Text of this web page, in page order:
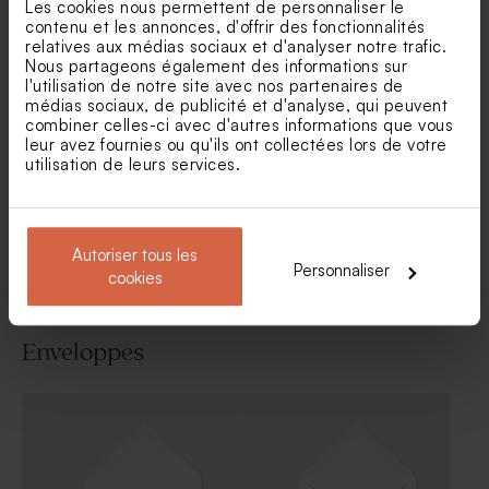
Les cookies nous permettent de personnaliser le
contenu et les annonces, d'offrir des fonctionnalités
relatives aux médias sociaux et d'analyser notre trafic.
Nous partageons également des informations sur
l'utilisation de notre site avec nos partenaires de
médias sociaux, de publicité et d'analyse, qui peuvent
combiner celles-ci avec d'autres informations que vous
leur avez fournies ou qu'ils ont collectées lors de votre
utilisation de leurs services.
Autoriser tous les
cookies
Personnaliser
Faire part baptême rond
colombe et fleurs avec
dorure
Faire part baptême pampa
magique
Voir toute la collection Faire-part baptême
Enveloppes